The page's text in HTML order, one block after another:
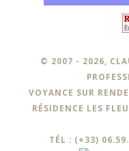
© 2007 - 2026,
VOYANCE SUR
RÉSIDENCE LES
TÉL : (+33)